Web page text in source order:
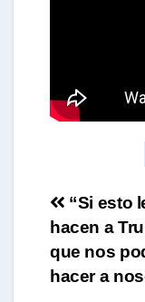
p
de
“Si esto
hacen a
que nos
hacer a